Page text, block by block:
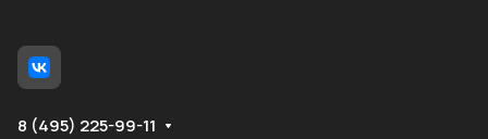
8 (495) 225-99-11